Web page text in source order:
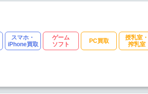
スマホ・
iPhone買取
ゲーム
ソフト
PC買取
授乳室・
搾乳室